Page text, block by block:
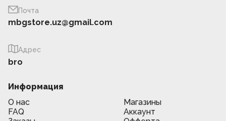
Почта
mbgstore.uz@gmail.com
Адрес
bro
Информация
О нас
Магазины
FAQ
Аккаунт